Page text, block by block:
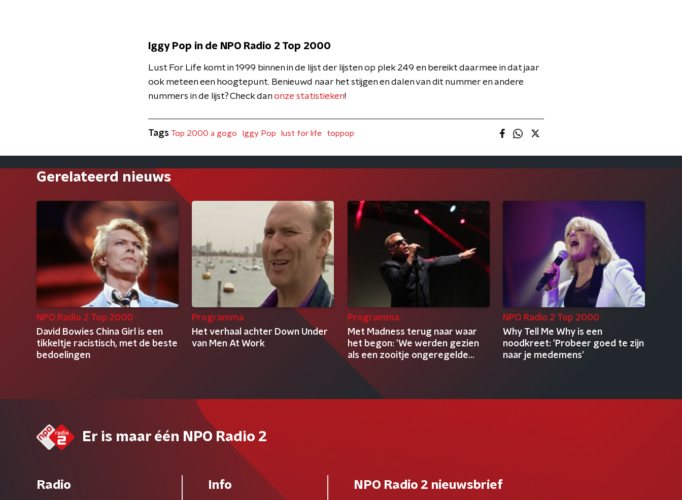
Iggy Pop in de NPO Radio 2 Top 2000
Lust For Life komt in 1999 binnen in de lijst der lijsten op plek 249 en bereikt daarmee in dat jaar
ook meteen een hoogtepunt. Benieuwd naar het stijgen en dalen van dit nummer en andere
nummers in de lijst? Check danonze statistieken!
Tags Top 2000 a gogo Iggy Pop lust for life toppop
Gerelateerd nieuws
NPO Radio 2 Top 2000
David Bowies China Girl is een
tikkeltje racistisch, met de beste
bedoelingen
Programma
Het verhaal achter Down Under
van Men At Work
Programma
Met Madness terug naar waar
het begon: 'We werden gezien
als een zooitje ongeregelde
clowns'
NPO Radio 2 Top 2000
Why Tell Me Why is een
noodkreet: 'Probeer goed te zijn
naar je medemens'
Er is maar één NPO Radio 2
Radio Info NPO Radio 2 nieuwsbrief